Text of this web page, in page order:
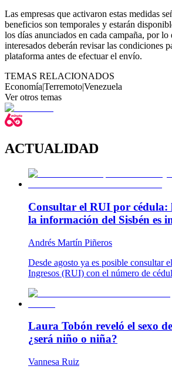
Las empresas que activaron estas medidas
beneficios son temporales y estarán
los días anunciados en cada campaña, por lo
interesados deberán revisar las condiciones
plataforma antes de efectuar el envío.
TEMAS RELACIONADOS
Economía|Terremoto|Venezuela
Ver otros temas
ACTUALIDAD
Consultar el RUI por cédula:
la información del Sisbén es
Andrés Martín Piñeros
Desde agosto ya es posible consultar
Ingresos (RUI) con el número de
Laura Tobón reveló el sexo
¿será niño o niña?
Vannesa Ruiz